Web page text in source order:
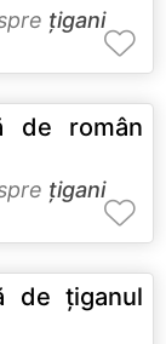
țigani
de român
țigani
de ţiganul